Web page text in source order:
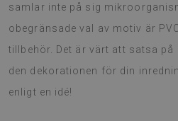
samlar inte på sig
obegränsade val av motiv är
tillbehör. Det är värt att satsa
den dekorationen för din
enligt en idé!